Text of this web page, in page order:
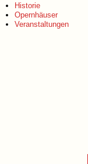
Historie
Opernhäuser
Veranstaltungen